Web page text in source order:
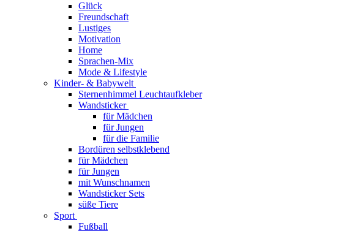
Glück
Freundschaft
Lustiges
Motivation
Home
Sprachen-Mix
Mode & Lifestyle
Kinder- & Babywelt
Sternenhimmel Leuchtaufkleber
Wandsticker
für Mädchen
für Jungen
für die Familie
Bordüren selbstklebend
für Mädchen
für Jungen
mit Wunschnamen
Wandsticker Sets
süße Tiere
Sport
Fußball